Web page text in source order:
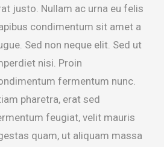
justo. Nullam ac urna eu felis
condimentum sit amet a
Sed non neque elit. Sed ut
nisi. Proin
fermentum nunc.
pharetra, erat sed
feugiat, velit mauris
quam, ut aliquam massa